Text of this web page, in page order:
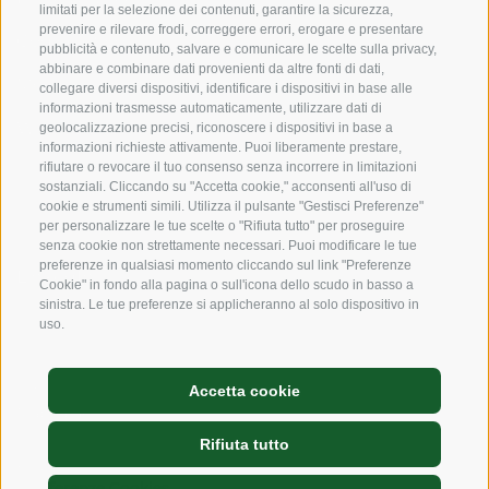
limitati per la selezione dei contenuti, garantire la sicurezza,
prevenire e rilevare frodi, correggere errori, erogare e presentare
pubblicità e contenuto, salvare e comunicare le scelte sulla privacy,
abbinare e combinare dati provenienti da altre fonti di dati,
collegare diversi dispositivi, identificare i dispositivi in base alle
informazioni trasmesse automaticamente, utilizzare dati di
geolocalizzazione precisi, riconoscere i dispositivi in base a
informazioni richieste attivamente. Puoi liberamente prestare,
rifiutare o revocare il tuo consenso senza incorrere in limitazioni
sostanziali. Cliccando su "Accetta cookie," acconsenti all'uso di
cookie e strumenti simili. Utilizza il pulsante "Gestisci Preferenze"
per personalizzare le tue scelte o "Rifiuta tutto" per proseguire
senza cookie non strettamente necessari. Puoi modificare le tue
preferenze in qualsiasi momento cliccando sul link "Preferenze
Cookie" in fondo alla pagina o sull'icona dello scudo in basso a
sinistra. Le tue preferenze si applicheranno al solo dispositivo in
uso.
Accetta cookie
Rifiuta tutto
Codice etico
Modello organizzativo
Whistleblowing
SOCIAL MEDIA
LinkedIn
Mappa del sito
Privacy